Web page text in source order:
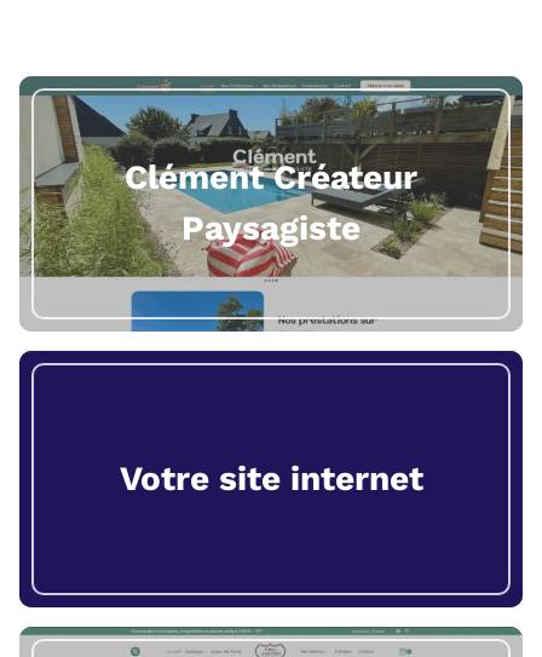
Clément Créateur
Paysagiste
Votre site internet